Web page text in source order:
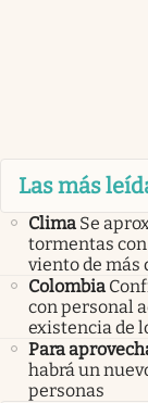
Las más
Clima Se
tormentas
viento de más
Colombia
con personal
existencia de
Para
habrá un
personas